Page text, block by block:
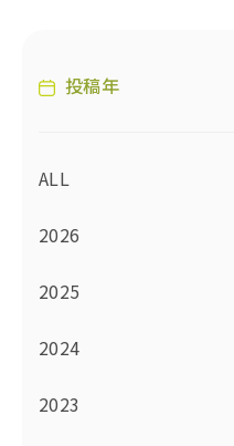
投稿年
ALL
2026
2025
2024
2023